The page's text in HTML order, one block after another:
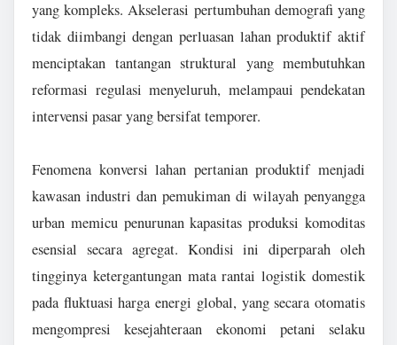
yang kompleks. Akselerasi pertumbuhan demografi yang
tidak diimbangi dengan perluasan lahan produktif aktif
menciptakan tantangan struktural yang membutuhkan
reformasi regulasi menyeluruh, melampaui pendekatan
intervensi pasar yang bersifat temporer.
Fenomena konversi lahan pertanian produktif menjadi
kawasan industri dan pemukiman di wilayah penyangga
urban memicu penurunan kapasitas produksi komoditas
esensial secara agregat. Kondisi ini diperparah oleh
tingginya ketergantungan mata rantai logistik domestik
pada fluktuasi harga energi global, yang secara otomatis
mengompresi kesejahteraan ekonomi petani selaku